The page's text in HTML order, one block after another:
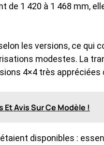
de 1 420 à 1 468 mm,
les versions, ce qui
modestes. La
4×4 très
Avis Sur Ce Modèle !
disponibles :